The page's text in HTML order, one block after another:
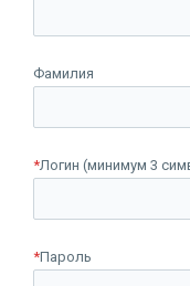
Фамилия
*Логин (минимум 3
*Пароль